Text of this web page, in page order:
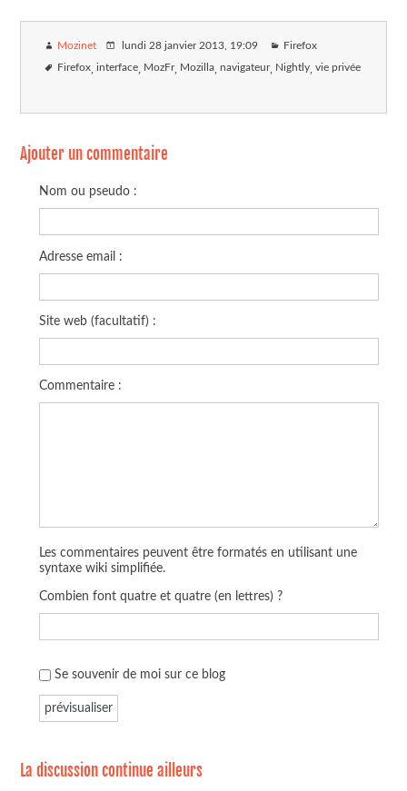
Mozinet lundi 28 janvier 2013 , 19:09 Firefox
Firefox interface MozFr Mozilla navigateur Nightly vie privée
Ajouter un commentaire
Nom ou pseudo :
Adresse email :
Site web (facultatif) :
Commentaire :
Les commentaires peuvent être formatés en utilisant une
syntaxe wiki simplifiée.
Combien font quatre et quatre (en lettres) ?
Se souvenir de moi sur ce blog
La discussion continue ailleurs